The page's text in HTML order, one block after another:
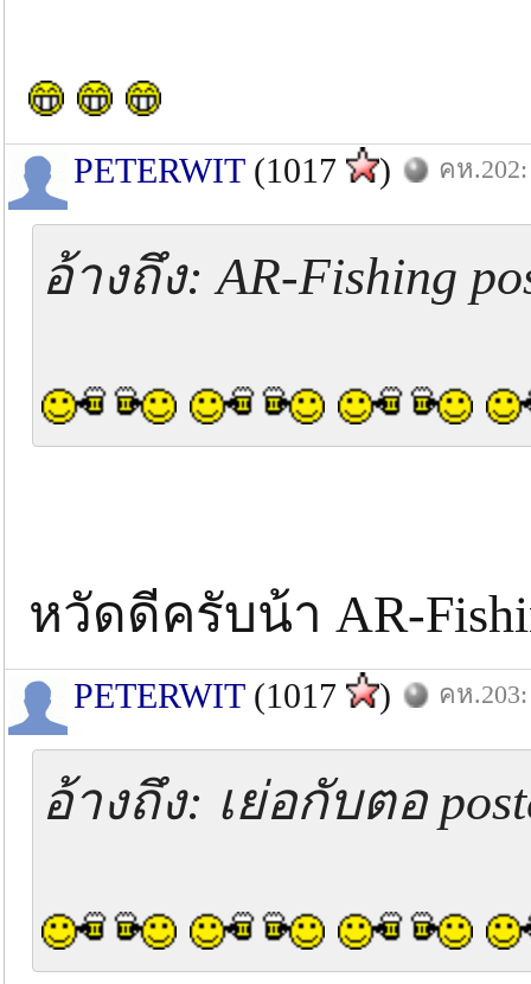
PETERWIT(1017 ) คห
อ้างถึง: AR-Fishing
หวัดดีครับน้า AR-
PETERWIT(1017 ) คห
อ้างถึง: เย่อกับตอ